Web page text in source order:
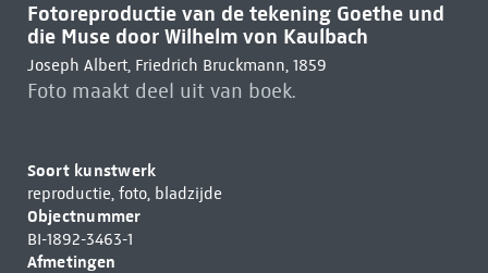
Fotoreproductie van de tekening Goethe und
die Muse door Wilhelm von Kaulbach
Joseph Albert, Friedrich Bruckmann, 1859
Foto maakt deel uit van boek.
Soort kunstwerk
reproductie, foto, bladzijde
Objectnummer
BI-1892-3463-1
Afmetingen